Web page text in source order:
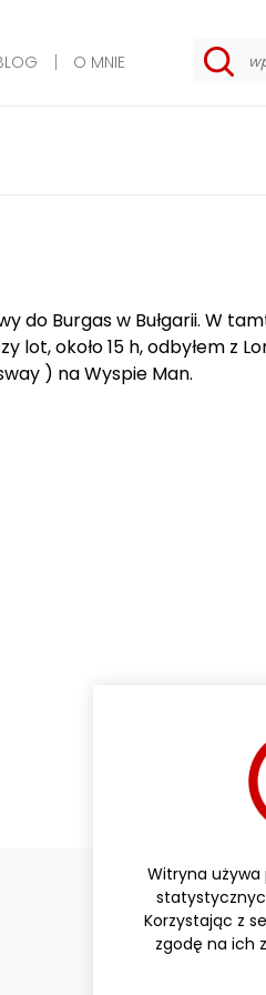
O MNIE
do Burgas w Bułgarii. W
lot, około 15 h, odbyłem z
) na Wyspie Man.
Witryna używa
Korzystając z
zgodę na ich